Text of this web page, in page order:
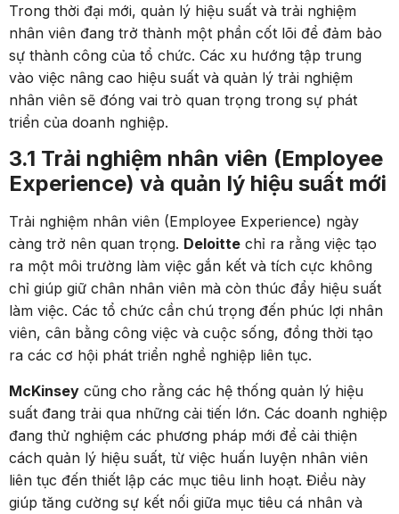
Trong thời đại mới, quản lý hiệu suất và trải nghiệm
nhân viên đang trở thành một phần cốt lõi để đảm bảo
sự thành công của tổ chức. Các xu hướng tập trung
vào việc nâng cao hiệu suất và quản lý trải nghiệm
nhân viên sẽ đóng vai trò quan trọng trong sự phát
triển của doanh nghiệp.
3.1 Trải nghiệm nhân viên (Employee
Experience) và quản lý hiệu suất mới
Trải nghiệm nhân viên (Employee Experience) ngày
càng trở nên quan trọng. Deloitte chỉ ra rằng việc tạo
ra một môi trường làm việc gắn kết và tích cực không
chỉ giúp giữ chân nhân viên mà còn thúc đẩy hiệu suất
làm việc. Các tổ chức cần chú trọng đến phúc lợi nhân
viên, cân bằng công việc và cuộc sống, đồng thời tạo
ra các cơ hội phát triển nghề nghiệp liên tục​.
McKinsey cũng cho rằng các hệ thống quản lý hiệu
suất đang trải qua những cải tiến lớn. Các doanh nghiệp
đang thử nghiệm các phương pháp mới để cải thiện
cách quản lý hiệu suất, từ việc huấn luyện nhân viên
liên tục đến thiết lập các mục tiêu linh hoạt. Điều này
giúp tăng cường sự kết nối giữa mục tiêu cá nhân và